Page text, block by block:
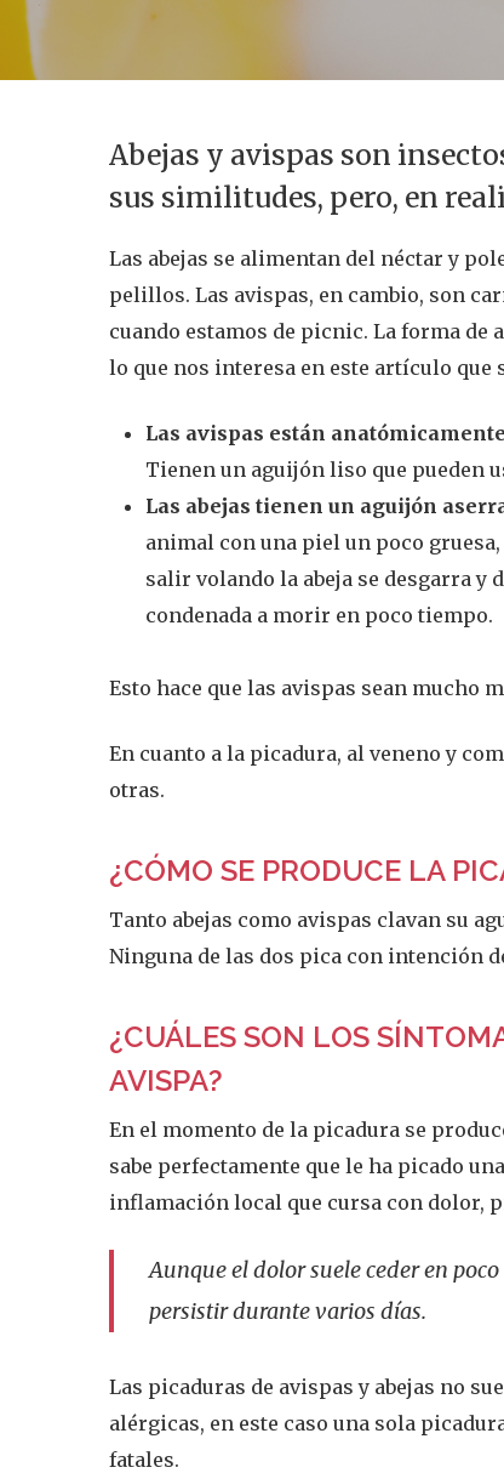
Presiona enter para buscar o ESC
Abejas y avispas son
sus similitudes, pero, en
Las abejas se alimentan del néctar y
pelillos. Las avispas, en cambio, son
cuando estamos de picnic. La forma
lo que nos interesa en este artículo que
Las avispas están
Tienen un aguijón liso que pueden
Las abejas tienen un aguijón
animal con una piel un poco
salir volando la abeja se desgarra y
condenada a morir en poco tiempo.
Esto hace que las avispas sean mucho
En cuanto a la picadura, al veneno y
otras.
¿CÓMO SE PRODUCE LA
Tanto abejas como avispas clavan su
Ninguna de las dos pica con intención
¿CUÁLES SON LOS
AVISPA?
En el momento de la picadura se
sabe perfectamente que le ha picado
inflamación local que cursa con dolor,
Aunque el dolor suele ceder en
persistir durante varios días.
Las picaduras de avispas y abejas no
alérgicas, en este caso una sola
fatales.